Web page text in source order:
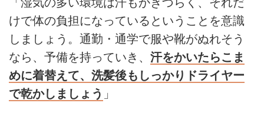
けで体の負担になっているということを意識
しましょう。通勤・通学で服や靴がぬれそう
なら、予備を持っていき、 汗をかいたらこま
めに着替えて、洗髪後もしっかりドライヤー
で乾かしましょう 」